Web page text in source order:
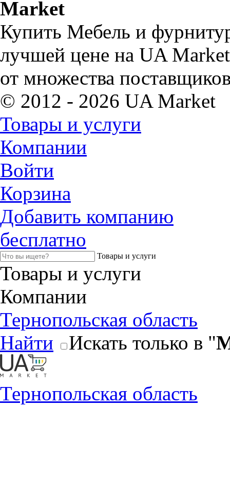
Market
Купить Мебель и
лучшей цене на UA
от множества
© 2012 - 2026 UA Market
Товары и услуги
Компании
Войти
Корзина
Добавить компанию
бесплатно
Товары и услуги
Товары и услуги
Компании
Тернопольская область
Найти
Искать только в "
Тернопольская область